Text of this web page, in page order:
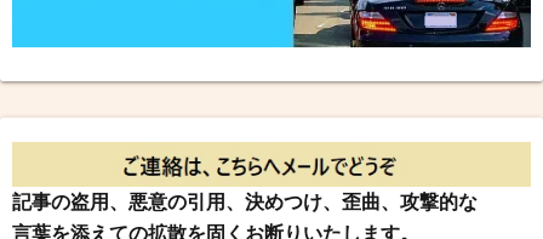
記事の盗用、悪意の引用、決めつけ、歪曲、攻撃的な
言葉を添えての拡散を固くお断りいたします。